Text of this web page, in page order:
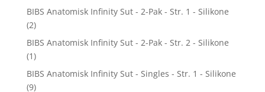
BIBS Anatomisk Infinity Sut - 2-Pak - Str. 1 - Silikone
(2)
BIBS Anatomisk Infinity Sut - 2-Pak - Str. 2 - Silikone
(1)
BIBS Anatomisk Infinity Sut - Singles - Str. 1 - Silikone
(9)